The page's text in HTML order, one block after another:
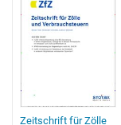
Zeitschrift für Zölle